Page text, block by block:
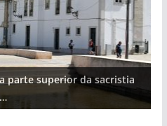
parte superior da sacristia